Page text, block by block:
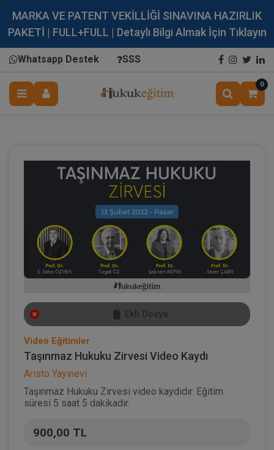
MARKA VE PATENT VEKİLLİĞİ SINAVINA HAZIRLIK
PAKETİ | FULL+FULL | Detaylı Bilgi Almak İçin Tıklayın
Whatsapp Destek SSS
0
Ekli Dosya
Video Eğitimler
Taşınmaz Hukuku Zirvesi Video Kaydı
Aristo Yayınevi
Taşınmaz Hukuku Zirvesi video kaydıdır. Eğitim
süresi 5 saat 5 dakikadır.
900,00 TL